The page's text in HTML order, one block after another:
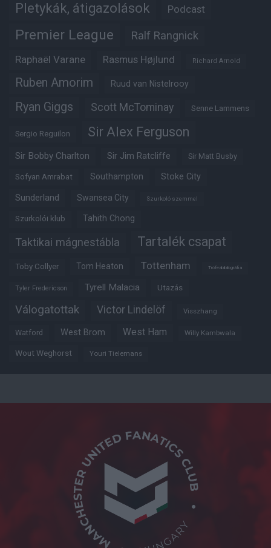
Pletykák, átigazolások Podcast
Premier League Ralf Rangnick
Raphaël Varane Rasmus Højlund Richard Arnold
Ruben Amorim Ruud van Nistelrooy
Ryan Giggs Scott McTominay Senne Lammens
Sergio Reguilon Sir Alex Ferguson
Sir Bobby Charlton Sir Jim Ratcliffe Sir Matt Busby
Sofyan Amrabat Southampton Stoke City
Sunderland Swansea City Szurkoló szemmel
Szurkolói klub Tahith Chong
Taktikai mágnestábla Tartalék csapat
Toby Collyer Tom Heaton Tottenham Trófeabibliográfia
Tyler Fredericson Tyrell Malacia Utazás
Válogatottak Victor Lindelöf Visszhang
Watford West Brom West Ham Willy Kambwala
Wout Weghorst Youri Tielemans